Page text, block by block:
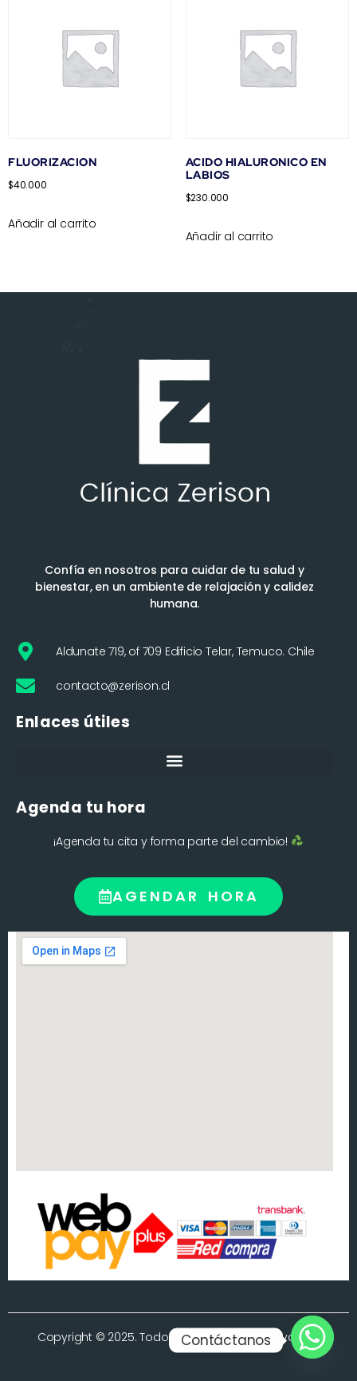
FLUORIZACION
$40.000
Añadir al carrito
ACIDO HIALURONICO EN
LABIOS
$230.000
Añadir al carrito
Confía en nosotros para cuidar de tu salud y
bienestar, en un ambiente de relajación y calidez
humana.
Aldunate 719, of 709 Edificio Telar, Temuco. Chile
contacto@zerison.cl
Enlaces útiles
Agenda tu hora
¡Agenda tu cita y forma parte del cambio!
AGENDAR HORA
Copyright © 2025. Todos los derechos reservados.
Contáctanos